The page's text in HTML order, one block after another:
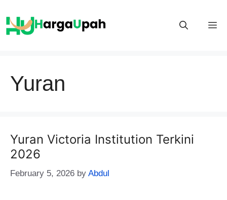
content
Yuran
Yuran Victoria Institution Terkini
2026
February 5, 2026 by Abdul